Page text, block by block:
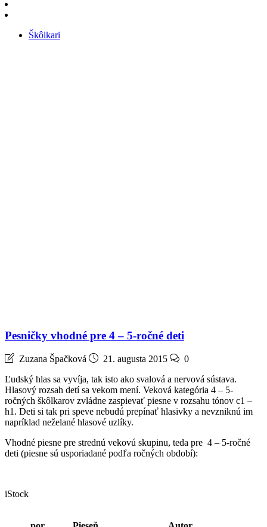
Škôlkari
Pesničky vhodné pre 4 – 5-ročné deti
Zuzana Špačková 21. augusta 2015
0
Ľudský hlas sa vyvíja, tak isto ako svalová a nervová sústava.
Hlasový rozsah detí sa vekom mení. Veková kategória 4 – 5-
ročných škôlkarov zvládne zaspievať piesne v rozsahu tónov c1 –
h1. Deti si tak pri speve nebudú prepínať hlasivky a nevzniknú im
napríklad neželané hlasové uzlíky.
Vhodné piesne pre strednú vekovú skupinu, teda pre 4 – 5-ročné
deti (piesne sú usporiadané podľa ročných období):
iStock